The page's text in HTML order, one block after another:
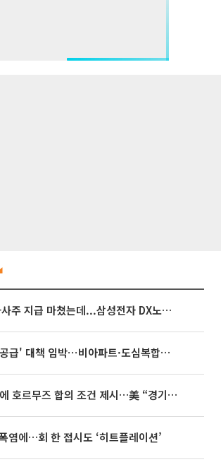
3445억 자사주 지급 마쳤는데...삼성전자 DX노조, 뒤늦은 '떼쓰기 집회'
영끌 '주택공급' 대책 임박⋯비아파트·도심복합까지 총동원
이란, 미국에 호르무즈 합의 조건 제시…美 “경기 아직 안 끝나” [종합]
염에…회 한 접시도 ‘히트플레이션’